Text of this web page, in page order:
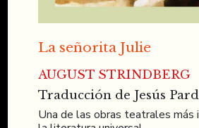
La señorita Julie
AUGUST STRINDBERG
Traducción de Jesús
Una de las obras teatrales